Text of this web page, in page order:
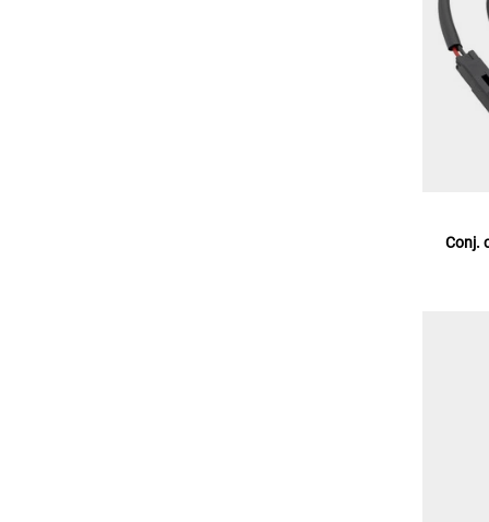
Conj.